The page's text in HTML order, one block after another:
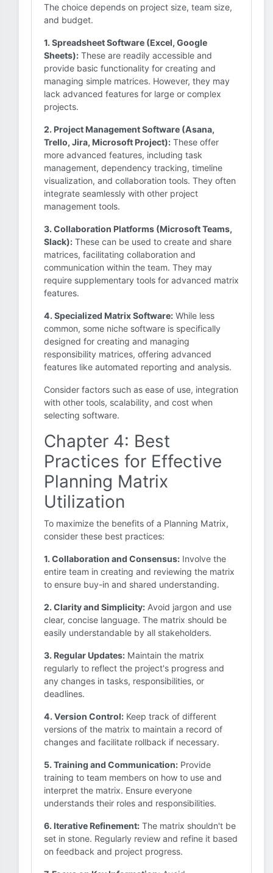
The choice depends on project size, team size,
and budget.
1. Spreadsheet Software (Excel, Google
Sheets): These are readily accessible and
provide basic functionality for creating and
managing simple matrices. However, they may
lack advanced features for large or complex
projects.
2. Project Management Software (Asana,
Trello, Jira, Microsoft Project): These offer
more advanced features, including task
management, dependency tracking, timeline
visualization, and collaboration tools. They often
integrate seamlessly with other project
management tools.
3. Collaboration Platforms (Microsoft Teams,
Slack): These can be used to create and share
matrices, facilitating collaboration and
communication within the team. They may
require supplementary tools for advanced matrix
features.
4. Specialized Matrix Software: While less
common, some niche software is specifically
designed for creating and managing
responsibility matrices, offering advanced
features like automated reporting and analysis.
Consider factors such as ease of use, integration
with other tools, scalability, and cost when
selecting software.
Chapter 4: Best
Practices for Effective
Planning Matrix
Utilization
To maximize the benefits of a Planning Matrix,
consider these best practices:
1. Collaboration and Consensus: Involve the
entire team in creating and reviewing the matrix
to ensure buy-in and shared understanding.
2. Clarity and Simplicity: Avoid jargon and use
clear, concise language. The matrix should be
easily understandable by all stakeholders.
3. Regular Updates: Maintain the matrix
regularly to reflect the project's progress and
any changes in tasks, responsibilities, or
deadlines.
4. Version Control: Keep track of different
versions of the matrix to maintain a record of
changes and facilitate rollback if necessary.
5. Training and Communication: Provide
training to team members on how to use and
interpret the matrix. Ensure everyone
understands their roles and responsibilities.
6. Iterative Refinement: The matrix shouldn't be
set in stone. Regularly review and refine it based
on feedback and project progress.